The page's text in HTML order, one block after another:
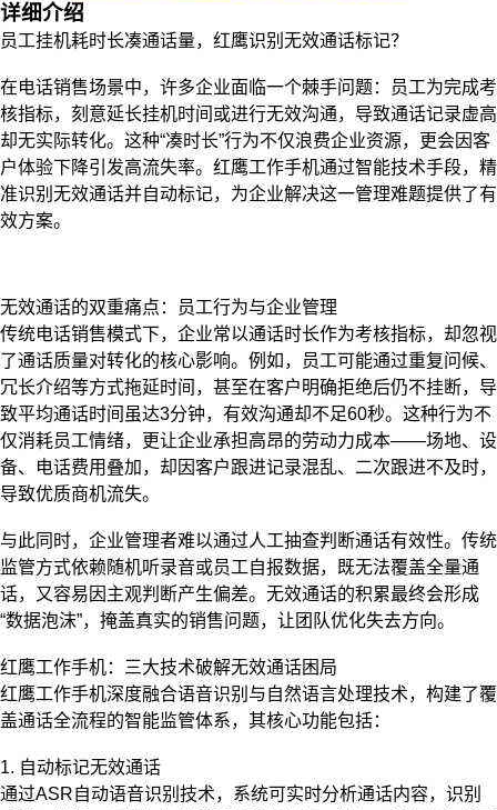
详细介绍
员工挂机耗时长凑通话量，红鹰识别无效通话标记？
在电话销售场景中，许多企业面临一个棘手问题：员工为完成考
核指标，刻意延长挂机时间或进行无效沟通，导致通话记录虚高
却无实际转化。这种“凑时长”行为不仅浪费企业资源，更会因客
户体验下降引发高流失率。红鹰工作手机通过智能技术手段，精
准识别无效通话并自动标记，为企业解决这一管理难题提供了有
效方案。
无效通话的双重痛点：员工行为与企业管理
传统电话销售模式下，企业常以通话时长作为考核指标，却忽视
了通话质量对转化的核心影响。例如，员工可能通过重复问候、
冗长介绍等方式拖延时间，甚至在客户明确拒绝后仍不挂断，导
致平均通话时间虽达3分钟，有效沟通却不足60秒。这种行为不
仅消耗员工情绪，更让企业承担高昂的劳动力成本——场地、设
备、电话费用叠加，却因客户跟进记录混乱、二次跟进不及时，
导致优质商机流失。
与此同时，企业管理者难以通过人工抽查判断通话有效性。传统
监管方式依赖随机听录音或员工自报数据，既无法覆盖全量通
话，又容易因主观判断产生偏差。无效通话的积累最终会形成
“数据泡沫”，掩盖真实的销售问题，让团队优化失去方向。
红鹰工作手机：三大技术破解无效通话困局
红鹰工作手机深度融合语音识别与自然语言处理技术，构建了覆
盖通话全流程的智能监管体系，其核心功能包括：
1. 自动标记无效通话
通过ASR自动语音识别技术，系统可实时分析通话内容，识别